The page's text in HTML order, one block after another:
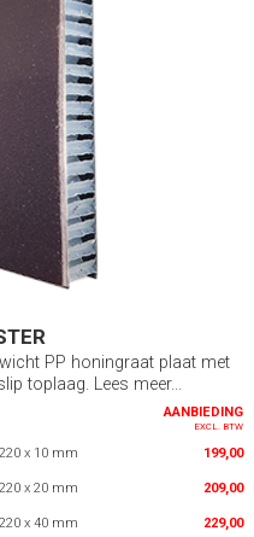
PP honingraat plaat met
toplaag. Lees meer...
AANBIEDING
EXCL. BTW
x 10 mm 199,00
x 20 mm 209,00
x 40 mm 229,00